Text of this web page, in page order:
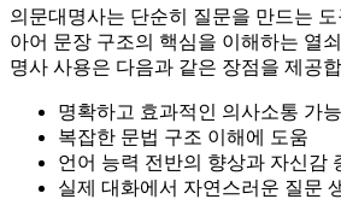
의문대명사는 단순히 질문을 만드는
아어 문장 구조의 핵심을 이해하는 열
명사 사용은 다음과 같은 장점을 제공
명확하고 효과적인 의사소통 가능
복잡한 문법 구조 이해에 도움
언어 능력 전반의 향상과 자신감
실제 대화에서 자연스러운 질문